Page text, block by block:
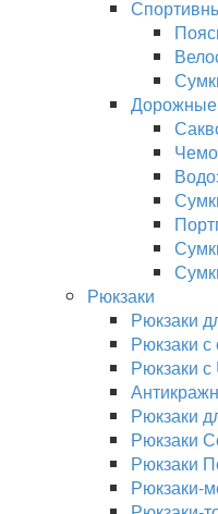
Дорожные
Рюкзаки
Рюкзаки
Рюкзаки
Рюкзаки
Рюкзаки
Рюкзаки
Рюкзаки
Рюкзаки-